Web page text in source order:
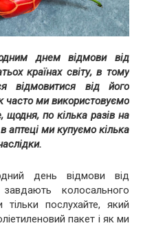
днем ​​відмови від
країнах світу, в тому
відмовитися від його
часто ми використовуємо
щодня, по кілька разів на
аптеці ми купуємо кілька
день відмови від
завдають колосального
послухайте, який
пакет і як ми